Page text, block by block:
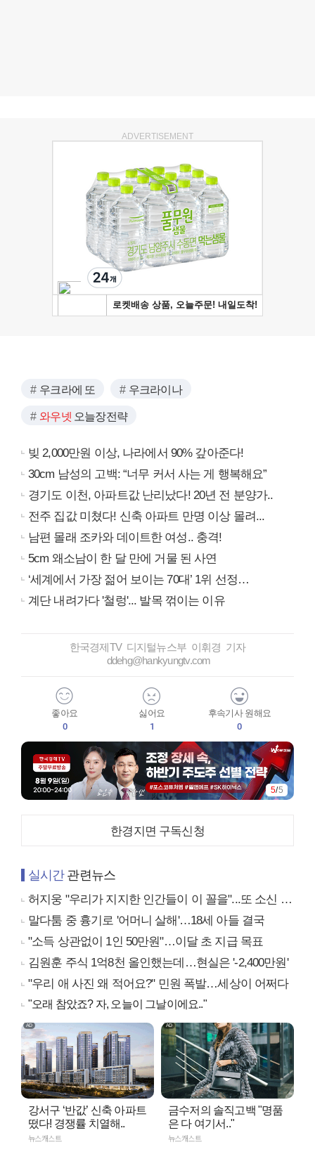
ADVERTISEMENT
우크라에 또 우크라이나
와우넷 오늘장전략
빚 2,000만원 이상, 나라에서 90% 갚아준다!
30cm 남성의 고백: “너무 커서 사는 게 행복해요”
경기도 이천, 아파트값 난리났다! 20년 전 분양가..
전주 집값 미쳤다! 신축 아파트 만명 이상 몰려...
남편 몰래 조카와 데이트한 여성.. 충격!
5cm 왜소남이 한 달 만에 거물 된 사연
‘세계에서 가장 젊어 보이는 70대’ 1위 선정…
계단 내려가다 '철렁'... 발목 꺾이는 이유
한국경제TV 디지털뉴스부 이휘경 기자
ddehg@hankyungtv.com
좋아요
0
싫어요
1
후속기사 원해요
0
5/5
한경지면 구독신청
실시간관련뉴스
허지웅 "우리가 지지한 인간들이 이 꼴을"...또 소신 발언
말다툼 중 흉기로 '어머니 살해'…18세 아들 결국
"소득 상관없이 1인 50만원"…이달 초 지급 목표
김원훈 주식 1억8천 올인했는데…현실은 '-2,400만원'
"우리 애 사진 왜 적어요?" 민원 폭발…세상이 어쩌다
"오래 참았죠? 자, 오늘이 그날이에요.."
강서구 ‘반값’ 신축 아파트
떴다! 경쟁률 치열해..
뉴스캐스트
금수저의 솔직고백 "명품
은 다 여기서.."
뉴스캐스트